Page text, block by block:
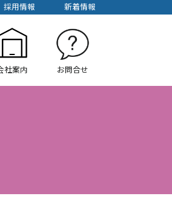
採用情報 新着情報
社案内 お問合せ